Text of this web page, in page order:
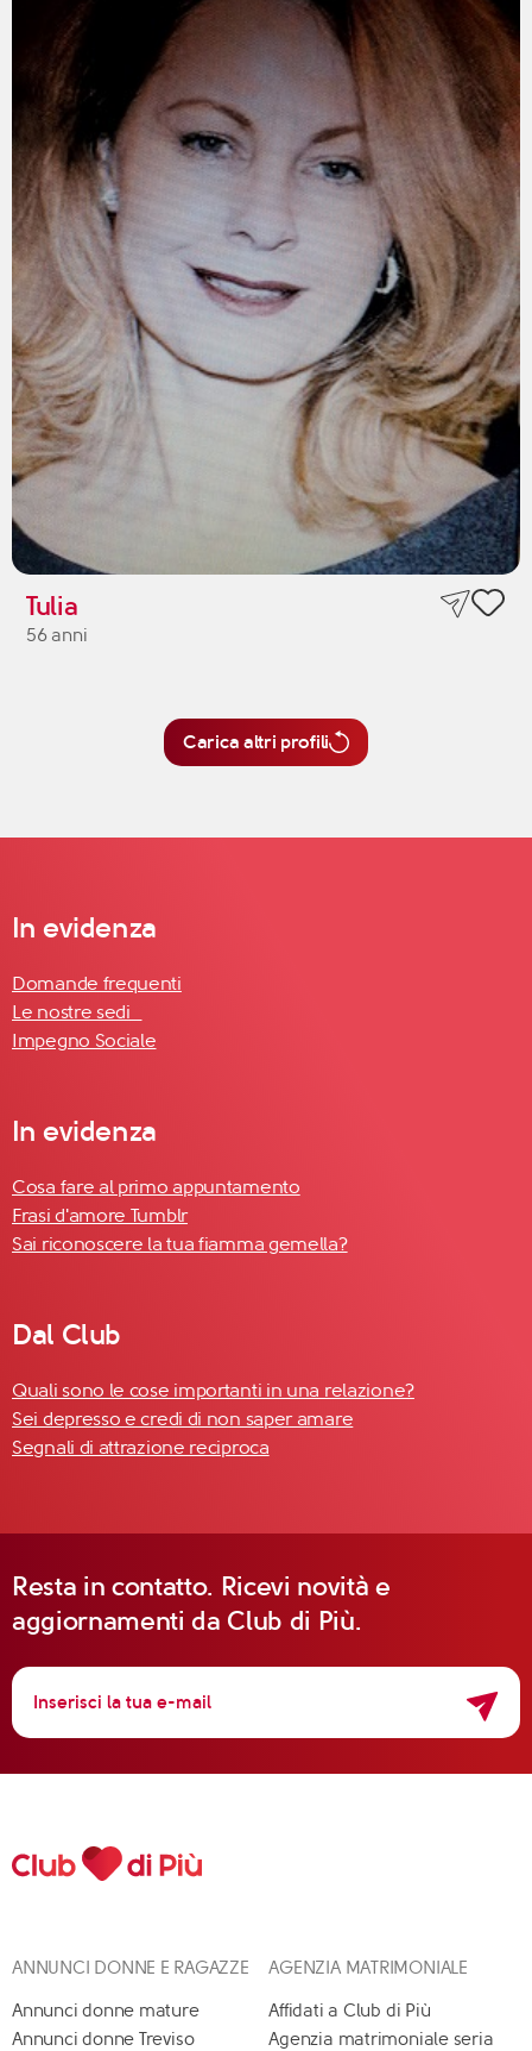
Tulia
56 anni
Carica altri profili
In evidenza
Domande frequenti
Le nostre sedi
Impegno Sociale
In evidenza
Cosa fare al primo appuntamento
Frasi d'amore Tumblr
Sai riconoscere la tua fiamma gemella?
Dal Club
Quali sono le cose importanti in una relazione?
Sei depresso e credi di non saper amare
Segnali di attrazione reciproca
Resta in contatto. Ricevi novità e
aggiornamenti da Club di Più.
ANNUNCI DONNE E RAGAZZE
Annunci donne mature
Annunci donne Treviso
AGENZIA MATRIMONIALE
Affidati a Club di Più
Agenzia matrimoniale seria